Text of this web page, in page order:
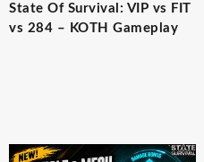
State Of Survival: VIP vs FIT
vs 284 – KOTH Gameplay